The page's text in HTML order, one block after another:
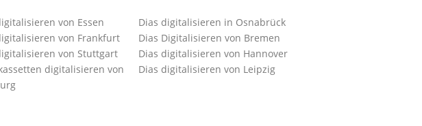
von Essen
von Frankfurt
von Stuttgart
digitalisieren von
Dias digitalisieren in Osnabrück
Dias Digitalisieren von Bremen
Dias digitalisieren von Hannover
Dias digitalisieren von Leipzig